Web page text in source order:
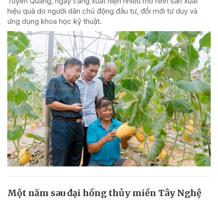
hiệu quả do người dân chủ động đầu tư, đổi mới tư duy và
ứng dụng khoa học kỹ thuật.
Một năm sau đại hồng thủy miền Tây Nghệ